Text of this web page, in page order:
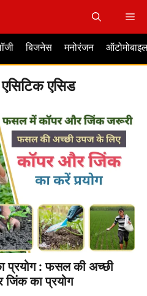
बिजनेस मनोरंजन
एसिड
: फसल की अच्छी
का प्रयोग